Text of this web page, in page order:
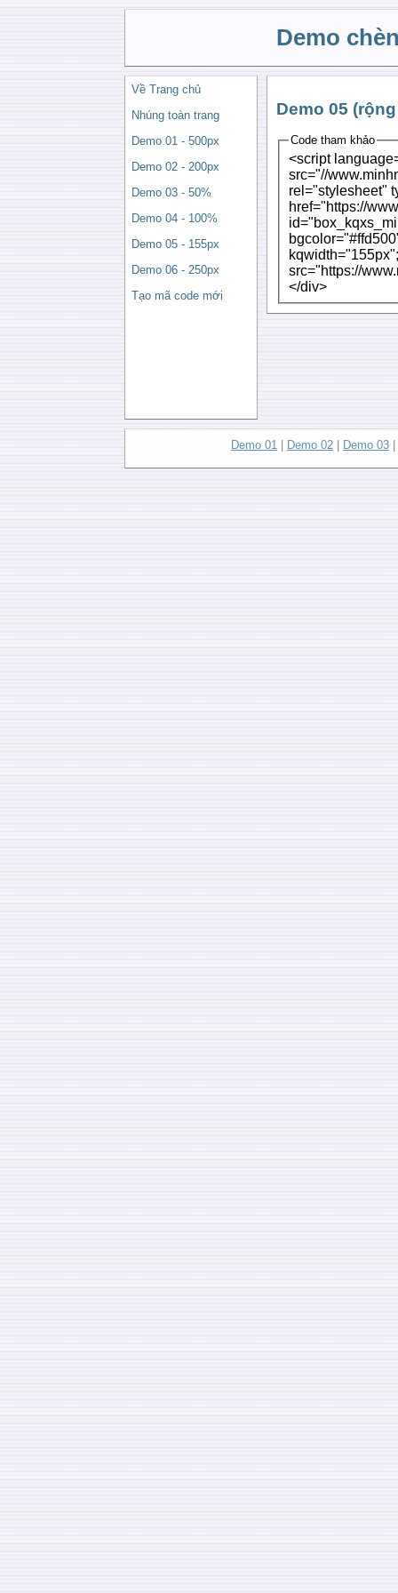
Demo
Về Trang chủ
Nhúng toàn trang
Demo 01 - 500px
Demo 02 - 200px
Demo 03 - 50%
Demo 04 - 100%
Demo 05 - 155px
Demo 06 - 250px
Tạo mã code mới
Demo 05
Code tham khảo
<script
src="//
rel="stylesheet"
href="https://
src="https://
</div>
Demo 01 Demo 02 Demo 03